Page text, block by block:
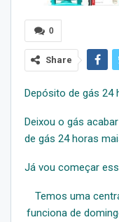
0
Share
Depósito de gás 24
Deixou o gás
de gás 24 horas
Já vou começar
Temos uma
funciona de